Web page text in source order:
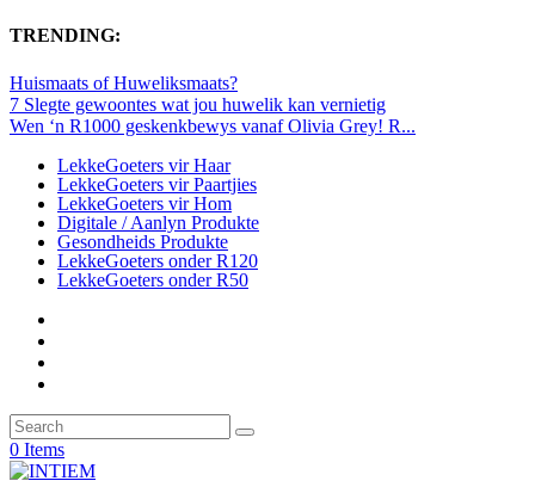
TRENDING:
Huismaats of Huweliksmaats?
7 Slegte gewoontes wat jou huwelik kan vernietig
Wen ‘n R1000 geskenkbewys vanaf Olivia Grey! R...
LekkeGoeters vir Haar
LekkeGoeters vir Paartjies
LekkeGoeters vir Hom
Digitale / Aanlyn Produkte
Gesondheids Produkte
LekkeGoeters onder R120
LekkeGoeters onder R50
0 Items